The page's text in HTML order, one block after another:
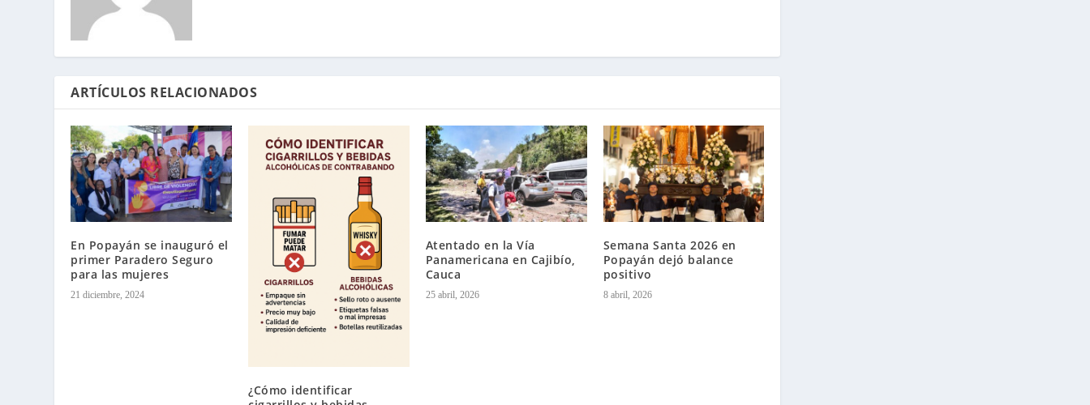
ARTÍCULOS RELACIONADOS
En Popayán se inauguró el
primer Paradero Seguro
para las mujeres
21 diciembre, 2024
¿Cómo identificar
Atentado en la Vía
Panamericana en Cajibío,
Cauca
25 abril, 2026
Semana Santa 2026 en
Popayán dejó balance
positivo
8 abril, 2026